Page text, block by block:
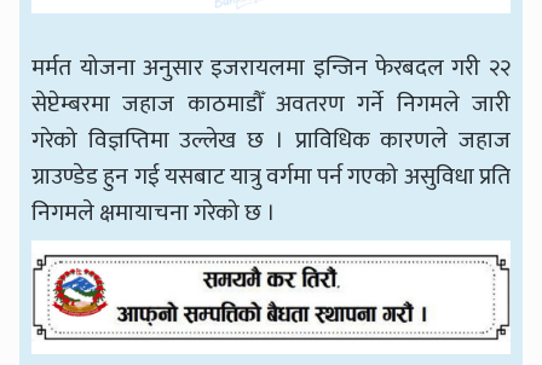
मर्मत योजना अनुसार इजरायलमा इन्जिन फेरबदल गरी २२
सेप्टेम्बरमा जहाज काठमाडौँ अवतरण गर्ने निगमले जारी
गरेको विज्ञप्तिमा उल्लेख छ । प्राविधिक कारणले जहाज
ग्राउण्डेड हुन गई यसबाट यात्रु वर्गमा पर्न गएको असुविधा प्रति
निगमले क्षमायाचना गरेको छ ।